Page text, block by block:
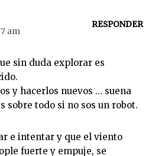
am
RESPONDER
sin duda explorar es
y hacerlos nuevos … suena
sobre todo si no sos un robot.
e intentar y que el viento
fuerte y empuje, se